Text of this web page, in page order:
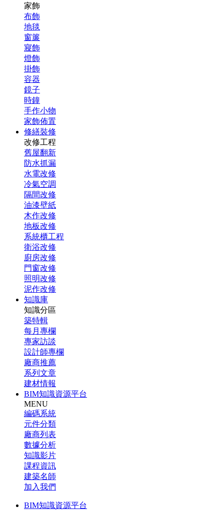
家飾
布飾
地毯
窗簾
寢飾
燈飾
掛飾
容器
鏡子
時鐘
手作小物
家飾佈置
修繕裝修
改修工程
舊屋翻新
防水抓漏
水電改修
冷氣空調
隔間改修
油漆壁紙
木作改修
地板改修
系統櫃工程
衛浴改修
廚房改修
門窗改修
照明改修
泥作改修
知識庫
知識分區
築特輯
每月專欄
專家訪談
設計師專欄
廠商推薦
系列文章
建材情報
BIM知識資源平台
MENU
編碼系統
元件分類
廠商列表
數據分析
知識影片
課程資訊
建築名師
加入我們
BIM知識資源平台